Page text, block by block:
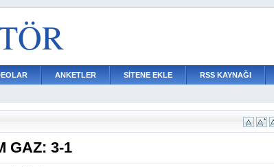
ANKETLER SİTENE EKLE RSS KAYNAĞI
GAZ: 3-1